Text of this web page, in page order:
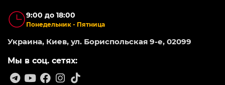
9:00 до 18:00
Понедельник - Пятница
Украина, Киев, ул. Бориспольская 9-е, 02099
Мы в соц. сетях: